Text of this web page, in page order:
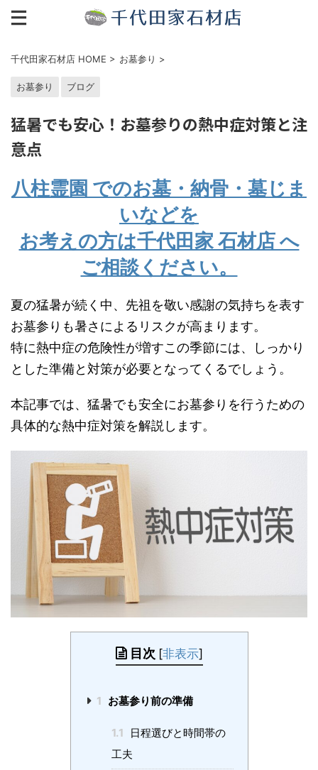
千代田家石材店 HOME > お墓参り >
お墓参り ブログ
猛暑でも安心！お墓参りの熱中症対策と注
意点
八柱霊園 でのお墓・納骨・墓じま
いなどを
お考えの方は千代田家 石材店 へ
ご相談ください。
夏の猛暑が続く中、先祖を敬い感謝の気持ちを表す
お墓参りも暑さによるリスクが高まります。
特に熱中症の危険性が増すこの季節には、しっかり
とした準備と対策が必要となってくるでしょう。
本記事では、猛暑でも安全にお墓参りを行うための
具体的な熱中症対策を解説します。
目次 [非表示]
1 お墓参り前の準備
1.1
日程選びと時間帯の
工夫